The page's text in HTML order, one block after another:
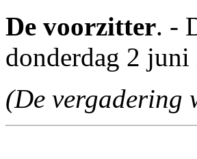
De voorzitter. -
donderdag 2
(De vergadering